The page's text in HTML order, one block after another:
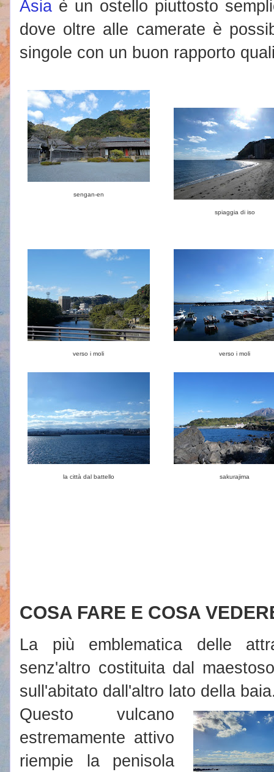
Asia è un ostello piuttosto
dove oltre alle camerate è
singole con un buon rapporto
sengan-en
spiaggia di iso
verso i moli verso i moli
la città dal battello sakurajima
COSA FARE E COSA
La più emblematica delle
senz'altro costituita dal
sull'abitato dall'altro lato della
Questo vulcano
estremamente attivo
riempie la penisola